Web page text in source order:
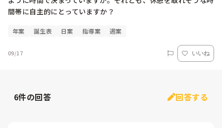
年案 誕生表 日案 指導案 週案
09/17 いいね
6件の回答 回答する